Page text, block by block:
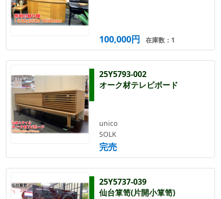
100,000円 在庫数：1
25Y5793-002
オーク材テレビボード
unico
SOLK
完売
25Y5737-039
仙台箪笥(片開小箪笥)